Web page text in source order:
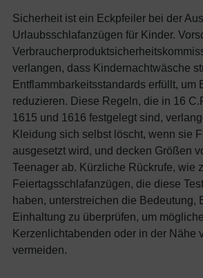
Sicherheit ist ein Eckpfeiler bei der
Urlaubsschlafanzügen für Kinder.
verlangen, dass Kindernachtwäsche
Entflammbarkeitsstandards erfüllt, um
reduzieren. Diese Regeln, die in 16
1615 und 1616 festgelegt sind,
Kleidung sich selbst löscht, wenn sie
ausgesetzt wird, und decken Größen
Teenager ab. Kürzliche Rückrufe, wie
Feiertagsschlafanzügen, die diese
haben, unterstreichen die Bedeutung,
Einhaltung zu überprüfen, um
Kerzenlichtabenden oder in der Nähe
vermeiden.